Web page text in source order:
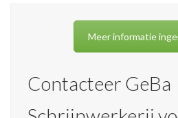
Meer informatie
Contacteer GeBa